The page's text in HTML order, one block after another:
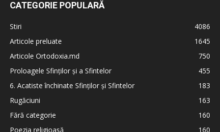
CATEGORIE POPULARĂ
Stiri
4086
Articole preluate
1645
Articole Ortodoxia.md
750
Proloagele Sfinților și a Sfintelor
455
6. Acatiste închinate Sfinților și Sfintelor
183
Rugăciuni
163
Fără categorie
160
Poezia religioasă
160